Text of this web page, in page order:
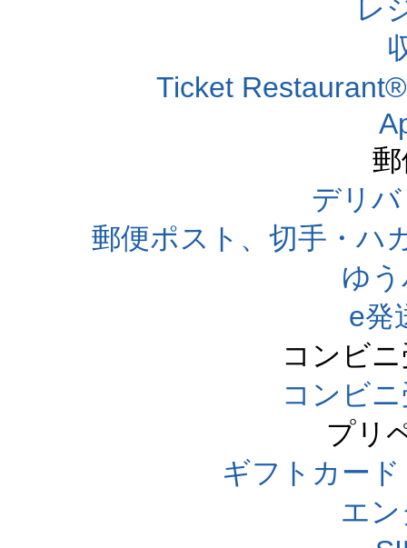
レ
Ticket
デリ
郵便ポスト、切手・ハ
ゆ
e発
コンビ
コンビ
プリ
ギフトカー
エ